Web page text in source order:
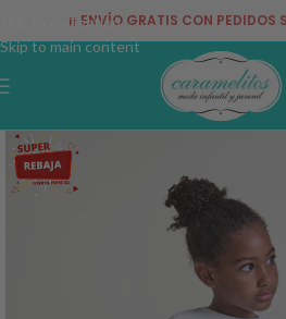
Skip to navigation
Skip to main content
¡¡ ENVÍO GRATIS CON PEDIDOS
-50%